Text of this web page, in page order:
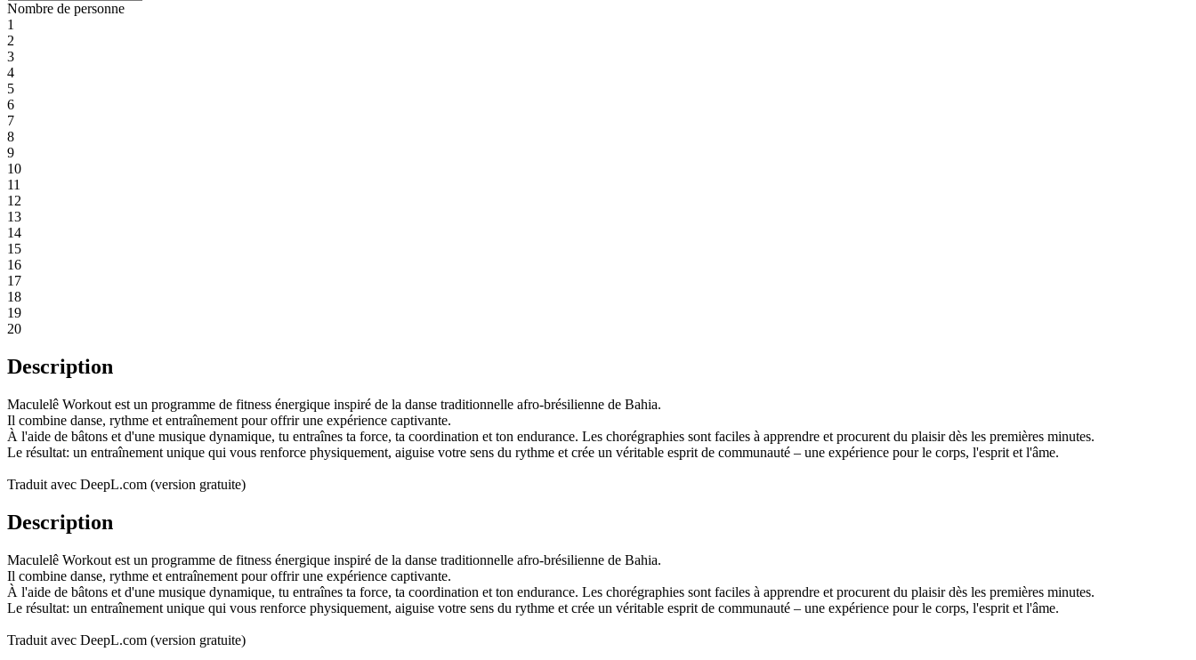
Nombre de personne
1
2
3
4
5
6
7
8
9
10
11
12
13
14
15
16
17
18
19
20
Description
Maculelê Workout est un programme de fitness énergique inspiré de la danse traditionnelle afro-brésilienne de Bahia.
Il combine danse, rythme et entraînement pour offrir une expérience captivante.
À l'aide de bâtons et d'une musique dynamique, tu entraînes ta force, ta coordination et ton endurance. Les chorégraphies sont faciles à apprendre et procurent du plaisir dès les premières minutes.
Le résultat: un entraînement unique qui vous renforce physiquement, aiguise votre sens du rythme et crée un véritable esprit de communauté – une expérience pour le corps, l'esprit et l'âme.
Traduit avec DeepL.com (version gratuite)
Description
Maculelê Workout est un programme de fitness énergique inspiré de la danse traditionnelle afro-brésilienne de Bahia.
Il combine danse, rythme et entraînement pour offrir une expérience captivante.
À l'aide de bâtons et d'une musique dynamique, tu entraînes ta force, ta coordination et ton endurance. Les chorégraphies sont faciles à apprendre et procurent du plaisir dès les premières minutes.
Le résultat: un entraînement unique qui vous renforce physiquement, aiguise votre sens du rythme et crée un véritable esprit de communauté – une expérience pour le corps, l'esprit et l'âme.
Traduit avec DeepL.com (version gratuite)